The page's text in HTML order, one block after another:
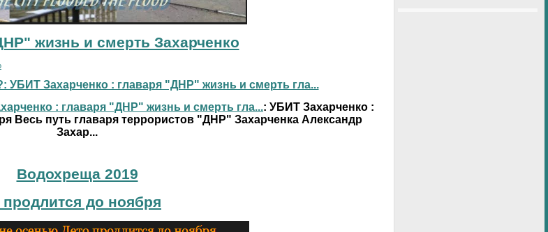
жизнь и смерть Захарченко
УБИТ Захарченко : главаря "ДНР" жизнь и смерть гла...
: главаря "ДНР" жизнь и смерть гла...: УБИТ Захарченко :
Весь путь главаря террористов "ДНР" Захарченка Александр
Захар...
Водохреща 2019
до ноября